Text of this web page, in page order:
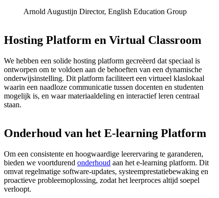
Arnold Augustijn Director, English Education Group
Hosting Platform en Virtual Classroom
We hebben een solide hosting platform gecreëerd dat speciaal is
ontworpen om te voldoen aan de behoeften van een dynamische
onderwijsinstelling. Dit platform faciliteert een virtueel klaslokaal
waarin een naadloze communicatie tussen docenten en studenten
mogelijk is, en waar materiaaldeling en interactief leren centraal
staan.
Onderhoud van het E-learning Platform
Om een consistente en hoogwaardige leerervaring te garanderen,
bieden we voortdurend onderhoud aan het e-learning platform. Dit
omvat regelmatige software-updates, systeemprestatiebewaking en
proactieve probleemoplossing, zodat het leerproces altijd soepel
verloopt.